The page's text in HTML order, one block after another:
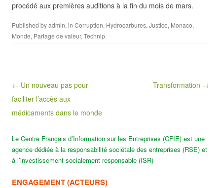
procédé aux premières auditions à la fin du mois de mars.
Published byadmin, in Corruption, Hydrocarbures, Justice, Monaco,
Monde, Partage de valeur, Technip.
Post navigation
← Un nouveau pas pour
faciliter l’accès aux
médicaments dans le monde
Transformation →
Le Centre Français d’Information sur les Entreprises (CFIE) est une
agence dédiée à la responsabilité sociétale des entreprises (RSE) et
à l’investissement socialement responsable (ISR)
ENGAGEMENT (ACTEURS)